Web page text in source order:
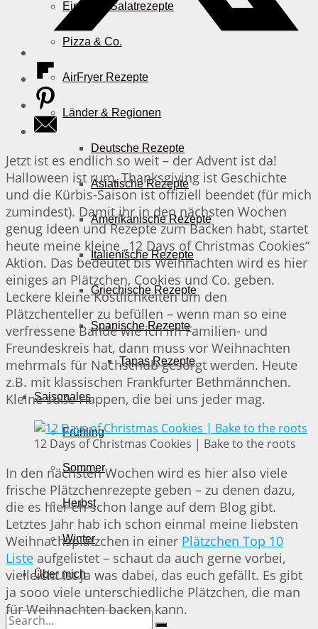
Einfache Salatrezepte
Pizza & Co.
AirFryer Rezepte
Länder & Regionen
Deutsche Rezepte
Asiatische Rezepte
Amerikanische Rezepte
Italienische Rezepte
Griechische Rezepte
Spanische Rezepte
Tapas Rezepte
Saisonales
Frühling
Sommer
Herbst
Winter
Über mich
Jetzt ist es endlich so weit – der Advent ist da!
Halloween ist rum, Thanksgiving ist Geschichte
und die Kürbis-Saison ist offiziell beendet (für mich
zumindest). Damit ihr in den nächsten Wochen
genug Ideen und Rezepte zum Backen habt, startet
heute meine kleine „12 Days of Christmas Cookies“
Aktion. Das bedeutet bis Weihnachten wird es hier
einiges an Plätzchen, Cookies und Co. geben.
Leckere kleine Köstlichkeiten um den
Plätzchenteller zu befüllen – wenn man so eine
verfressene Bande wie ich im Familien- und
Freundeskreis hat, dann muss vor Weihnachten
mehrmals für Nachschub gesorgt werden. Heute
z.B. mit klassischen Frankfurter Bethmännchen.
Kleine süße Happen, die bei uns jeder mag.
12 Days of Christmas Cookies | Bake to the roots
In den nächsten Wochen wird es hier also viele
frische Plätzchenrezepte geben – zu denen dazu,
die es hier eh schon lange auf dem Blog gibt.
Letztes Jahr hab ich schon einmal meine liebsten
Weihnachsplätzchen in einer Plätzchen Top 10
Liste aufgelistet – schaut da auch gerne vorbei,
vielleicht ist ja was dabei, das euch gefällt. Es gibt
ja sooo viele unterschiedliche Plätzchen, die man
für Weihnachten backen kann.